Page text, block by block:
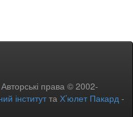
Авторські права © 2002-
інститутта Х’юлет Пакард -